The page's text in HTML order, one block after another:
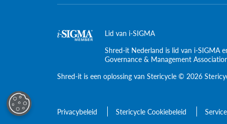
Lid van i-SIGMA
Shred-it Nederland is lid van i-SIGMA
Governance & Management
Shred-it is een oplossing van Stericycle © 2026
Privacybeleid Stericycle Cookiebeleid